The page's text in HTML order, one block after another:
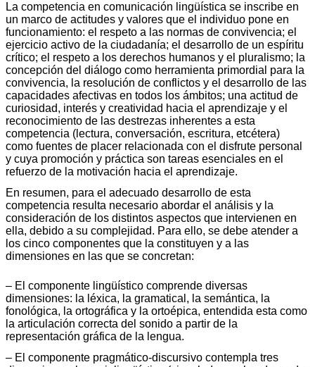
La competencia en comunicación lingüística se inscribe en
un marco de actitudes y valores que el individuo pone en
funcionamiento: el respeto a las normas de convivencia; el
ejercicio activo de la ciudadanía; el desarrollo de un espíritu
crítico; el respeto a los derechos humanos y el pluralismo; la
concepción del diálogo como herramienta primordial para la
convivencia, la resolución de conflictos y el desarrollo de las
capacidades afectivas en todos los ámbitos; una actitud de
curiosidad, interés y creatividad hacia el aprendizaje y el
reconocimiento de las destrezas inherentes a esta
competencia (lectura, conversación, escritura, etcétera)
como fuentes de placer relacionada con el disfrute personal
y cuya promoción y práctica son tareas esenciales en el
refuerzo de la motivación hacia el aprendizaje.
En resumen, para el adecuado desarrollo de esta
competencia resulta necesario abordar el análisis y la
consideración de los distintos aspectos que intervienen en
ella, debido a su complejidad. Para ello, se debe atender a
los cinco componentes que la constituyen y a las
dimensiones en las que se concretan:
– El componente lingüístico comprende diversas
dimensiones: la léxica, la gramatical, la semántica, la
fonológica, la ortográfica y la ortoépica, entendida esta como
la articulación correcta del sonido a partir de la
representación gráfica de la lengua.
– El componente pragmático-discursivo contempla tres